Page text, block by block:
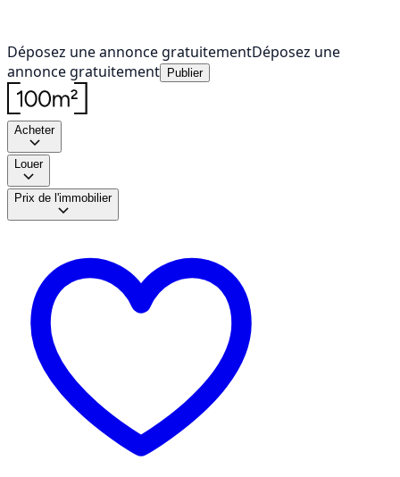
Déposez une annonce gratuitementDéposez une
annonce gratuitement
Publier
Acheter
Louer
Prix de l'immobilier